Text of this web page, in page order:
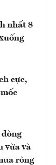
nhất 8
cực,
vừa và
ròng